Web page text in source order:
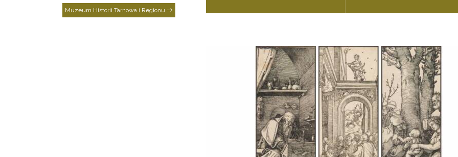
Muzeum Historii Tarnowa i Regionu